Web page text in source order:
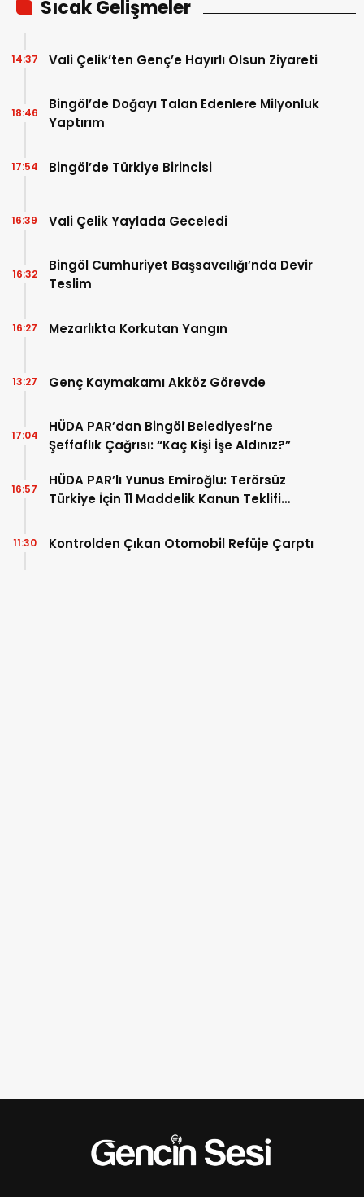
Sıcak Gelişmeler
Vali Çelik’ten Genç’e Hayırlı Olsun Ziyareti
14:37
Bingöl’de Doğayı Talan Edenlere Milyonluk
Yaptırım
18:46
Bingöl’de Türkiye Birincisi
17:54
Vali Çelik Yaylada Geceledi
16:39
Bingöl Cumhuriyet Başsavcılığı’nda Devir
Teslim
16:32
Mezarlıkta Korkutan Yangın
16:27
Genç Kaymakamı Akköz Görevde
13:27
HÜDA PAR’dan Bingöl Belediyesi’ne
Şeffaflık Çağrısı: “Kaç Kişi İşe Aldınız?”
17:04
HÜDA PAR’lı Yunus Emiroğlu: Terörsüz
Türkiye İçin 11 Maddelik Kanun Teklifi
16:57
Kontrolden Çıkan Otomobil Refüje Çarptı
11:30